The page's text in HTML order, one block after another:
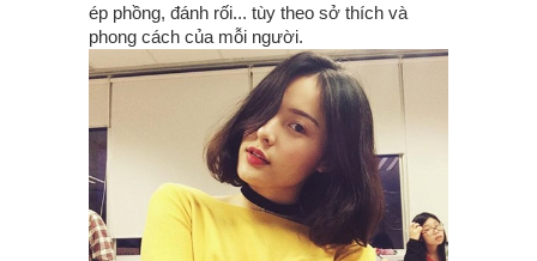
ép phồng, đánh rối... tùy theo sở thích và
phong cách của mỗi người.